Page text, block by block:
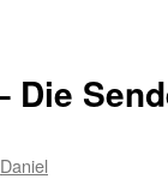
Die
Daniel